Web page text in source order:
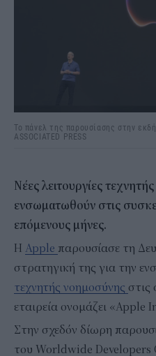
Το πάνελ της παρουσίασης στην
ASSOCIATED PRESS
Νέες λειτουργίες
ενσωματωθούν στις
επόμενους μήνες.
H Apple παρουσίασε τη
στρατηγική της για την
τεχνητής νοημοσύνης στις
εταιρεία ονομάζει «Apple
Στην σχεδόν δίωρη
του Worldwide Developers